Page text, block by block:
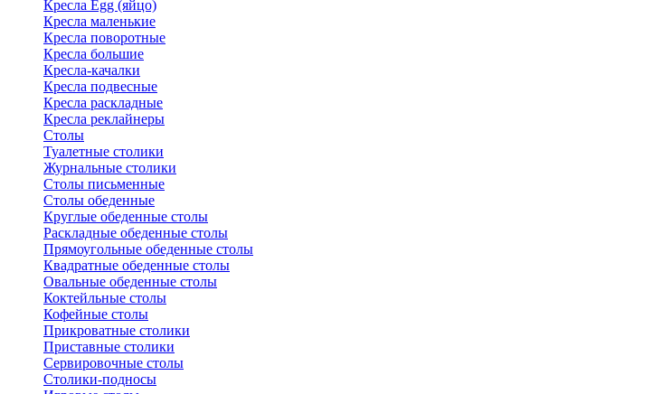
Кресла Egg (яйцо)
Кресла маленькие
Кресла поворотные
Кресла большие
Кресла-качалки
Кресла подвесные
Кресла раскладные
Кресла реклайнеры
Столы
Туалетные столики
Журнальные столики
Столы письменные
Столы обеденные
Круглые обеденные столы
Раскладные обеденные столы
Прямоугольные обеденные столы
Квадратные обеденные столы
Овальные обеденные столы
Коктейльные столы
Кофейные столы
Прикроватные столики
Приставные столики
Сервировочные столы
Столики-подносы